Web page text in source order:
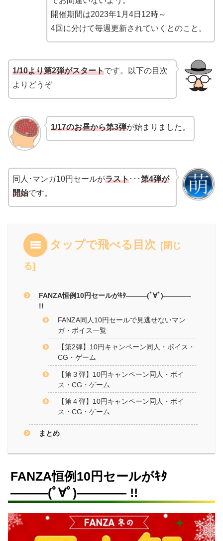
開催期間は2023年1月4日12時～
4回に分けて毎週更新されていくとのこと。
1/10より第2弾がスタートです。以下の目次
よりどうぞ
1/17のお昼から第3弾が始まりました。
同人･マンガ10円セールがラスト･･･第4弾が
開始です。
タップで飛べる目次
FANZA恒例10円セールがｷﾀ―――(ﾟ∀ﾟ)――――
!!
FANZA同人10円セールで見逃せないマン
ガ・ボイス一覧
【第2弾】10円キャンペーン同人・ボイス・
CG・ゲーム
【第３弾】10円キャンペーン同人・ボイ
ス・CG・ゲーム
【第４弾】10円キャンペーン同人・ボイ
ス・CG・ゲーム
まとめ
FANZA恒例10円セールがｷﾀ
―――(ﾟ∀ﾟ)―――― !!